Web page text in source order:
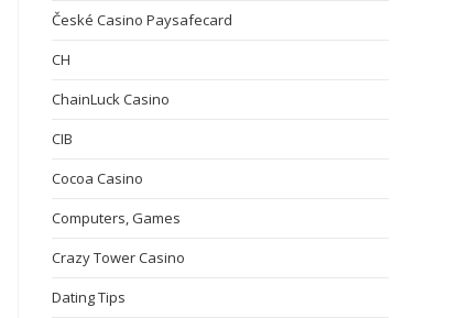
České Casino Paysafecard
CH
ChainLuck Casino
CIB
Cocoa Casino
Computers, Games
Crazy Tower Сasino
Dating Tips